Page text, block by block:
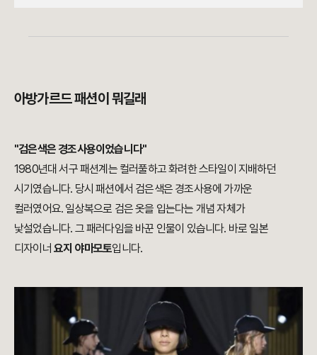
아방가르드 패션이 뭐길래
"검은색은 경조사용이었습니다"
1980년대 서구 패션계는 컬러풀하고 화려한 스타일이 지배하던
시기였습니다. 당시 패션에서 검은색은 경조사용에 가까운
컬러였어요. 일상복으로 검은 옷을 입는다는 개념 자체가
낯설었습니다. 그 패러다임을 바꾼 인물이 있습니다. 바로 일본
디자이너 요지 야마모토입니다.